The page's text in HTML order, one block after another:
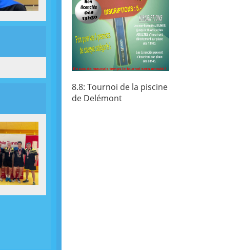
8.8: Tournoi de la piscine
de Delémont